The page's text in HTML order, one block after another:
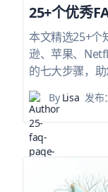
25+个优秀
本文精选25+个
逊、苹果、
的七大步骤，
ByLisa 发布：